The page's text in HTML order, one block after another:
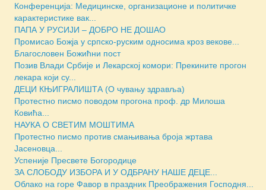
Конференција: Медицинске, организационе и политичке
карактеристике вак...
ПАПА У РУСИЈИ – ДОБРО НЕ ДОШАО
Промисао Божја у српско-руским односима кроз векове...
Благословен Божићни пост
Позив Влади Србије и Лекарској комори: Прекините прогон
лекара који су...
ДЕЦИ КЊИГРАЛИШТА (О чувању здравља)
Протестно писмо поводом прогона проф. др Милоша
Ковића...
НАУКА О СВЕТИМ МОШТИМА
Протестно писмо против смањивања броја жртава
Јасеновца...
Успеније Пресвете Богородице
ЗА СЛОБОДУ ИЗБОРА И У ОДБРАНУ НАШЕ ДЕЦЕ...
Облако на горе Фавор в праздник Преображения Господня...